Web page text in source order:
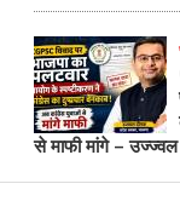
से माफी मांगे –